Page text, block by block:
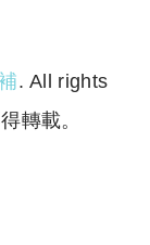
. All rights
轉載。